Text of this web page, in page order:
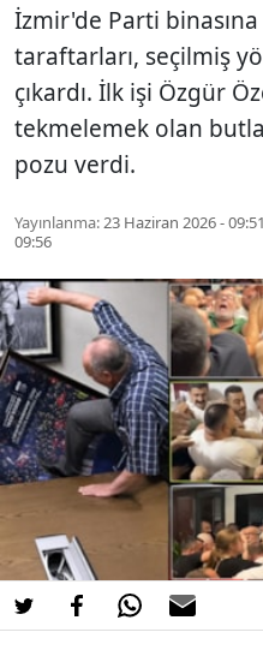
İzmir'de Parti binasına
taraftarları, seçilmiş
çıkardı. İlk işi Özgür
tekmelemek olan
pozu verdi.
Yayınlanma:23 Haziran 2026 - 09:51
09:56